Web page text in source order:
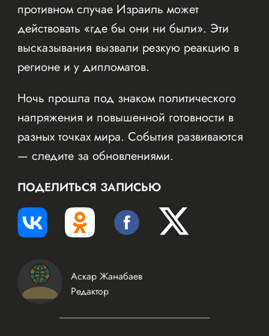
противном случае Израиль может
действовать «где бы они ни были». Эти
высказывания вызвали резкую реакцию в
регионе и у дипломатов.
Ночь прошла под знаком политического
напряжения и повышенной готовности в
разных точках мира. События развиваются
— следите за обновлениями.
ПОДЕЛИТЬСЯ ЗАПИСЬЮ
Аскар Жанабаев
Редактор